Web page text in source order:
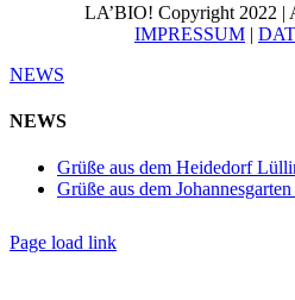
LA’BIO! Copyright 2022 |
IMPRESSUM |
NEWS
NEWS
Grüße aus dem Heidedorf
Grüße aus dem
Page load link